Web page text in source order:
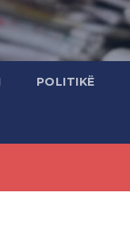
POLITIKË